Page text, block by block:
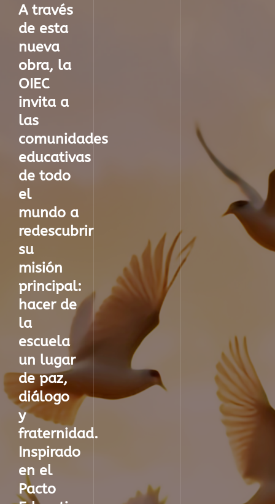
A través
de esta
nueva
obra, la
OIEC
invita a
las
comunidades
educativas
de todo
el
mundo a
redescubrir
su
misión
principal:
hacer de
la
escuela
un lugar
de paz,
diálogo
y
fraternidad.
Inspirado
en el
Pacto